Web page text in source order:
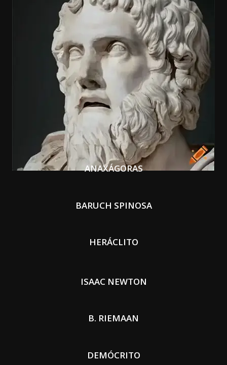
ANAXÁGORAS
BARUCH SPINOSA
HERÁCLITO
ISAAC NEWTON
B. RIEMAAN
DEMÓCRITO